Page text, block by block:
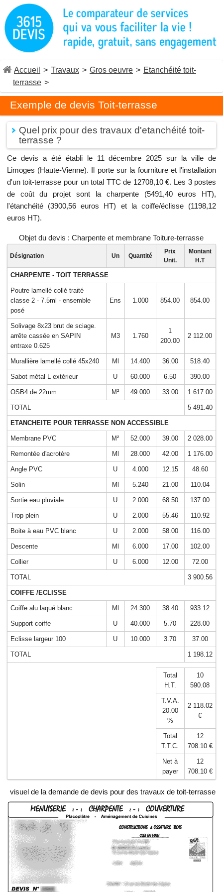
Accueil > Travaux > Gros oeuvre > Etanchéité toit-
terrasse >
Exemple de devis Toit-terrasse
Quel prix pour des travaux d'etanchéité toit-
terrasse ?
Ce devis a été établi le 11 décembre 2025 sur la ville de
Limoges (Haute-Vienne). Il porte sur la fourniture et l'installation
d'un toit-terrasse pour un total TTC de 12708,10 €. Les 3 postes
de coût du projet sont la charpente (5491,40 euros HT),
l'étanchéité (3900,56 euros HT) et la coiffe/éclisse (1198,12
euros HT).
Objet du devis : Charpente et membrane Toiture-terrasse
Désignation Un Quantité
Prix
Unit.
Montant
H.T
CHARPENTE - TOIT TERRASSE
Poutre lamellé collé traité
classe 2 - 7.5ml - ensemble
posé
Ens 1.000 854.00 854.00
Solivage 8x23 brut de sciage.
arrête cassée en SAPIN
entraxe 0.625
M3 1.760
1
200.00
2 112.00
Murallière lamellé collé 45x240 Ml 14.400 36.00 518.40
Sabot métal L extérieur U 60.000 6.50 390.00
OSB4 de 22mm M² 49.000 33.00 1 617.00
TOTAL 5 491.40
ETANCHEITE POUR TERRASSE NON ACCESSIBLE
Membrane PVC M² 52.000 39.00 2 028.00
Remontée d'acrotère Ml 28.000 42.00 1 176.00
Angle PVC U 4.000 12.15 48.60
Solin Ml 5.240 21.00 110.04
Sortie eau pluviale U 2.000 68.50 137.00
Trop plein U 2.000 55.46 110.92
Boite à eau PVC blanc U 2.000 58.00 116.00
Descente Ml 6.000 17.00 102.00
Collier U 6.000 12.00 72.00
TOTAL 3 900.56
COIFFE /ECLISSE
Coiffe alu laqué blanc Ml 24.300 38.40 933.12
Support coiffe U 40.000 5.70 228.00
Eclisse largeur 100 U 10.000 3.70 37.00
TOTAL 1 198.12
Total
H.T.
10
590.08
T.V.A.
20.00
%
2 118.02
€
Total
T.T.C.
12
708.10 €
Net à
payer
12
708.10 €
visuel de la demande de devis pour des travaux de toit-terrasse